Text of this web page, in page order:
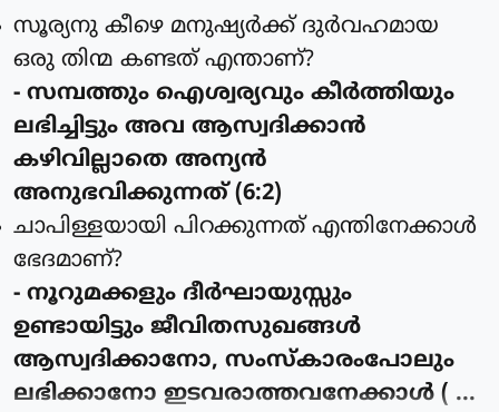
സൂര്യനു കീഴെ മനുഷ്യര്‍ക്ക് ദുര്‍വഹമായ
ഒരു തിന്മ കണ്ടത് എന്താണ്?
- സമ്പത്തും ഐശ്വര്യവും കീര്‍ത്തിയും
ലഭിച്ചിട്ടും അവ ആസ്വദിക്കാന്‍
കഴിവില്ലാതെ അന്യന്‍
അനുഭവിക്കുന്നത് (6:2)
ചാപിള്ളയായി പിറക്കുന്നത് എന്തിനേക്കാള്‍
ഭേദമാണ്?
- നൂറുമക്കളും ദീര്‍ഘായുസ്സും
ഉണ്ടായിട്ടും ജീവിതസുഖങ്ങള്‍
ആസ്വദിക്കാനോ, സംസ്കാരംപോലും
ലഭിക്കാനോ ഇടവരാത്തവനേക്കാള്‍ ( ...